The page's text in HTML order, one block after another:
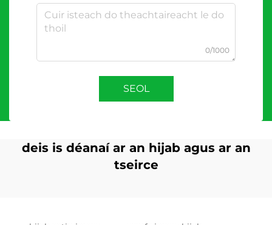
0/1000
SEOL
deis is déanaí ar an hijab agus ar an
tseirce